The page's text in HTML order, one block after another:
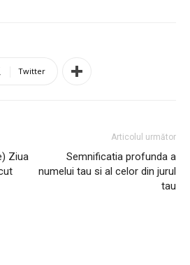
Twitter
Ziua
Articolul următor
Semnificatia profunda a
numelui tau si al celor din jurul
tau